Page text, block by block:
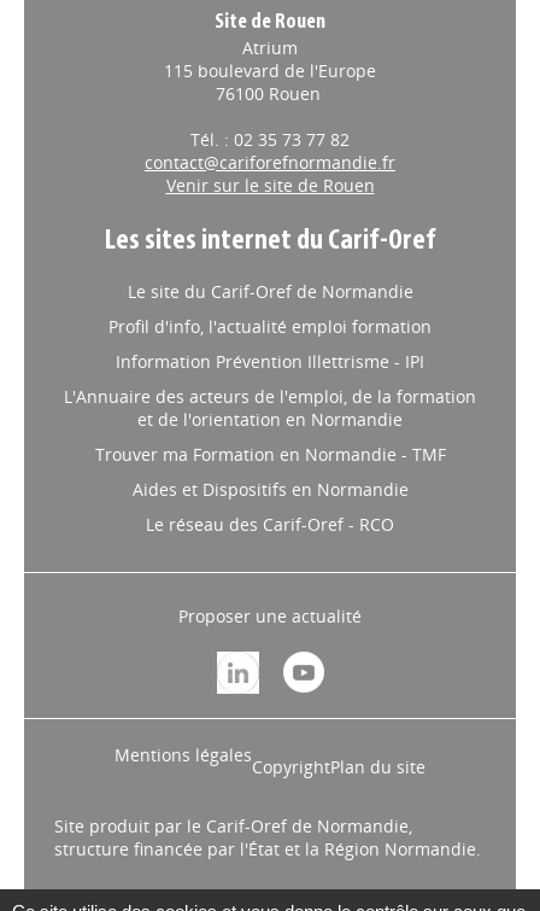
Site de Rouen
Atrium
115 boulevard de l'Europe
76100 Rouen
Tél. : 02 35 73 77 82
contact@cariforefnormandie.fr
Venir sur le site de Rouen
Les sites internet du Carif-Oref
Le site du Carif-Oref de Normandie
Profil d'info, l'actualité emploi formation
Information Prévention Illettrisme - IPI
L'Annuaire des acteurs de l'emploi, de la formation
et de l'orientation en Normandie
Trouver ma Formation en Normandie - TMF
Aides et Dispositifs en Normandie
Le réseau des Carif-Oref - RCO
Proposer une actualité
Mentions légales
CopyrightPlan du site
Site produit par le Carif-Oref de Normandie,
structure financée par l'État et la Région Normandie.